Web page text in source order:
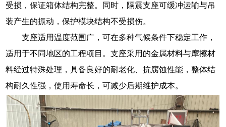
受损，保证箱体结构完整。同时，隔震支座可缓冲运输与吊
装产生的振动，保护模块结构不受损伤。
支座适用温度范围广，可在多种气候条件下稳定工作，
适用于不同地区的工程项目。支座采用的金属材料与摩擦材
料经过特殊处理，具备良好的耐老化、抗腐蚀性能，整体结
构耐久性强，使用寿命长，可减少后期维护成本。